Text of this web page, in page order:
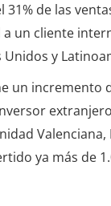
31% de las
un cliente
Unidos y
un incremento
ya más de